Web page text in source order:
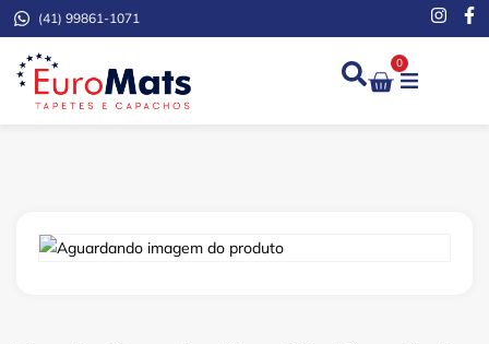
(41) 99861-1071
0